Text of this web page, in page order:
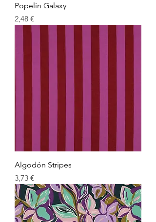
Popelín Galaxy
Preu
2,48 €
Algodón Stripes
Preu
3,73 €